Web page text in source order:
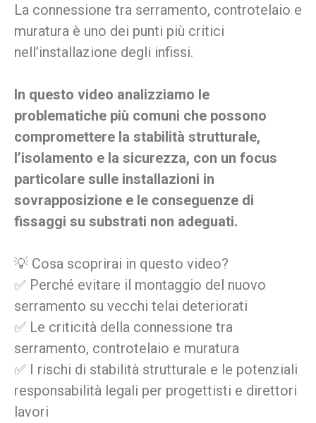
La connessione tra serramento, controtelaio e
muratura è uno dei punti più critici
nell’installazione degli infissi.
In questo video analizziamo le
problematiche più comuni che possono
compromettere la stabilità strutturale,
l’isolamento e la sicurezza, con un focus
particolare sulle installazioni in
sovrapposizione e le conseguenze di
fissaggi su substrati non adeguati.
💡 Cosa scoprirai in questo video?
✅ Perché evitare il montaggio del nuovo
serramento su vecchi telai deteriorati
✅ Le criticità della connessione tra
serramento, controtelaio e muratura
✅ I rischi di stabilità strutturale e le potenziali
responsabilità legali per progettisti e direttori
lavori